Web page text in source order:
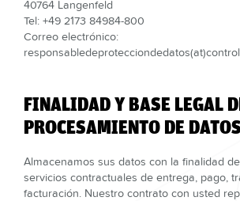
40764 Langenfeld
Tel: +49 2173 84984-800
Correo electrónico:
FINALIDAD Y BASE LEGAL
PROCESAMIENTO DE DATOS
Almacenamos sus datos con la finalidad
servicios contractuales de entrega, pago,
facturación. Nuestro contrato con usted